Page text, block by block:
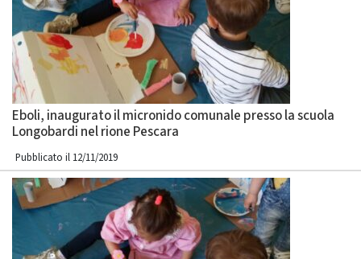
Eboli, inaugurato il micronido comunale presso la scuola
Longobardi nel rione Pescara
Pubblicato il 12/11/2019